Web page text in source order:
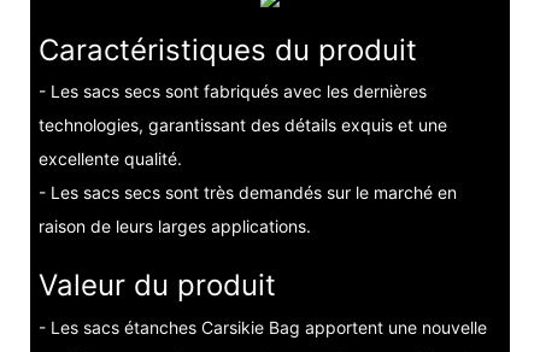
Caractéristiques du produit
- Les sacs secs sont fabriqués avec les dernières
technologies, garantissant des détails exquis et une
excellente qualité.
- Les sacs secs sont très demandés sur le marché en
raison de leurs larges applications.
Valeur du produit
- Les sacs étanches Carsikie Bag apportent une nouvelle